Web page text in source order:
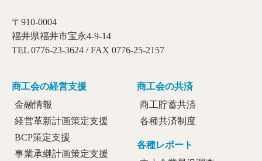
〒910-0004
福井県福井市宝永4-9-14
TEL 0776-23-3624 / FAX 0776-25-2157
商工会の経営支援
金融情報
経営革新計画策定支援
BCP策定支援
事業承継計画策定支援
商工会の共済
商工貯蓄共済
各種共済制度
各種レポート